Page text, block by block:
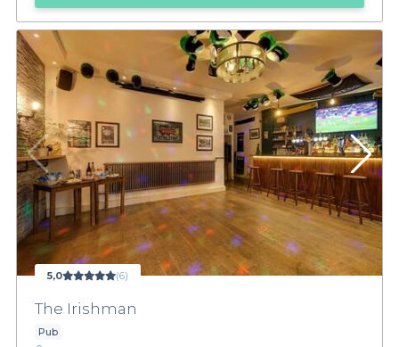
5,0 (6)
The Irishman
Pub